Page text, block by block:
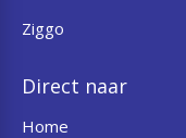
Ziggo
Direct naar
Home